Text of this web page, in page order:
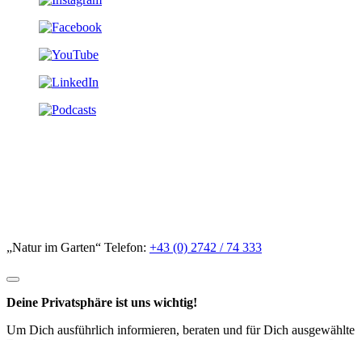
„Natur im Garten“ Telefon: +43 (0) 2742 / 74 333
Deine Privatsphäre ist uns wichtig!
Um Dich ausführlich informieren, beraten und für Dich ausgewählte